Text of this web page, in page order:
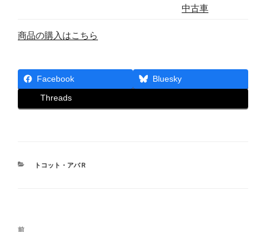
中古車
商品の購入はこちら
Facebook Bluesky
Threads
カ
トコット・アバＲ
投
前